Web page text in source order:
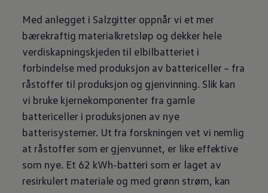
Med anlegget i Salzgitter oppnår vi et mer
bærekraftig materialkretsløp og dekker hele
verdiskapningskjeden til elbilbatteriet i
forbindelse med produksjon av battericeller – fra
råstoffer til produksjon og gjenvinning. Slik kan
vi bruke kjernekomponenter fra gamle
battericeller i produksjonen av nye
batterisystemer. Ut fra forskningen vet vi nemlig
at råstoffer som er gjenvunnet, er like effektive
som nye. Et 62 kWh-batteri som er laget av
resirkulert materiale og med grønn strøm, kan